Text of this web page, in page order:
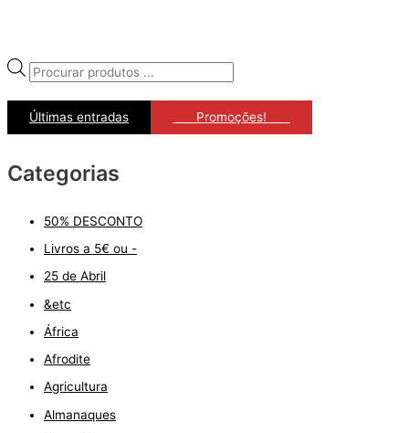
P
o
u
t
c
h
Últimas entradas ﾠﾠPromoções!ﾠﾠ
Categorias
50% DESCONTO
Livros a 5€ ou -
25 de Abril
&etc
África
Afrodite
Agricultura
Almanaques